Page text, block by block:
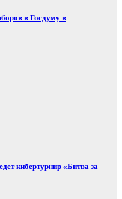
в Госдуму в
кибертурнир «Битва за